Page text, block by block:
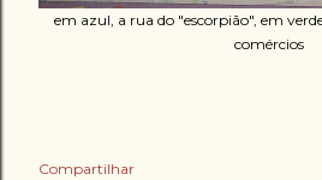
em azul, a rua do "escorpião", em
comércios
Compartilhar